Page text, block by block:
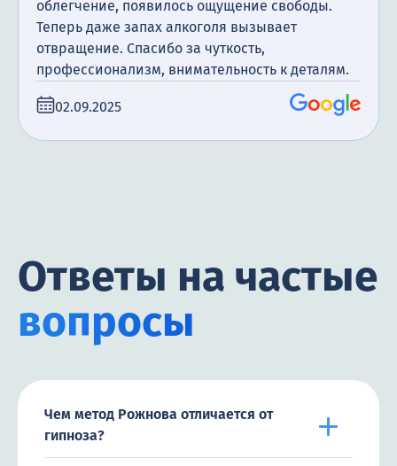
облегчение, появилось ощущение свободы.
Теперь даже запах алкоголя вызывает
отвращение. Спасибо за чуткость,
профессионализм, внимательность к деталям.
02.09.2025
Ответы на частые
вопросы
Чем метод Рожнова отличается от
гипноза?